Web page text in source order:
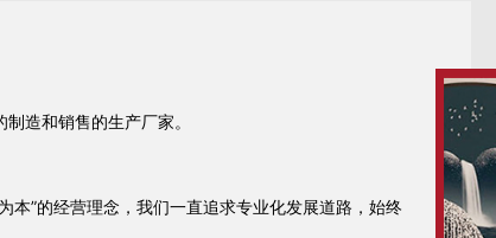
造和销售的生产厂家。
本”的经营理念，我们一直追求专业化发展道路，始终